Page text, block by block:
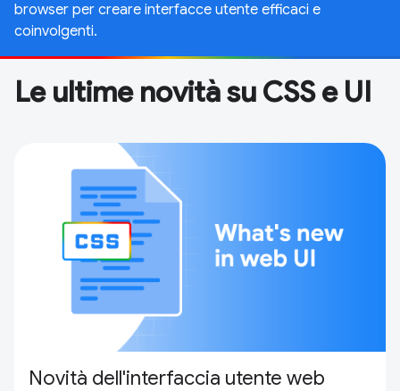
browser per creare interfacce utente efficaci e
coinvolgenti.
Le ultime novità su CSS e UI
Novità dell'interfaccia utente web